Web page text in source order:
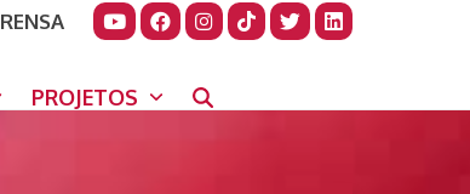
PROJETOS